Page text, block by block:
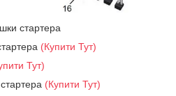
стартера
(Купити Тут)
Тут)
(Купити Тут)